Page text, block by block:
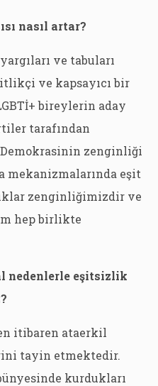
nasıl artar?
ve tabuları
ve kapsayıcı bir
bireylerin aday
tarafından
zenginliği
mekanizmalarında eşit
zenginliğimizdir ve
hep birlikte
nedenlerle eşitsizlik
itibaren ataerkil
tayin etmektedir.
kurdukları